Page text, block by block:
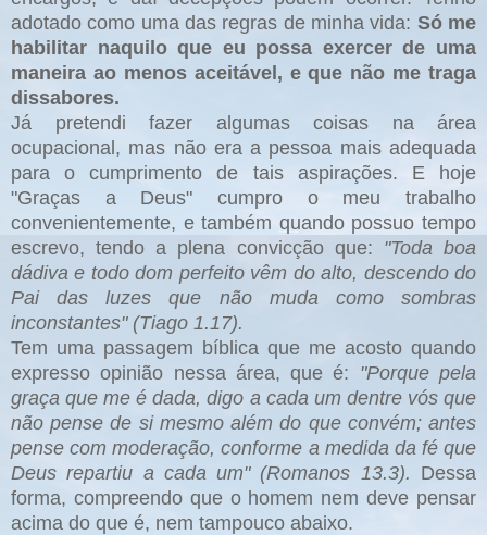
adotado como uma das regras de minha vida: Só me
habilitar naquilo que eu possa exercer de uma
maneira ao menos aceitável, e que não me traga
dissabores.
Já pretendi fazer algumas coisas na área
ocupacional, mas não era a pessoa mais adequada
para o cumprimento de tais aspirações. E hoje
"Graças a Deus" cumpro o meu trabalho
convenientemente, e também quando possuo tempo
escrevo, tendo a plena convicção que: "Toda boa
dádiva e todo dom perfeito vêm do alto, descendo do
Pai das luzes que não muda como sombras
inconstantes" (Tiago 1.17).
Tem uma passagem bíblica que me acosto quando
expresso opinião nessa área, que é: "Porque pela
graça que me é dada, digo a cada um dentre vós que
não pense de si mesmo além do que convém; antes
pense com moderação, conforme a medida da fé que
Deus repartiu a cada um" (Romanos 13.3). Dessa
forma, compreendo que o homem nem deve pensar
acima do que é, nem tampouco abaixo.